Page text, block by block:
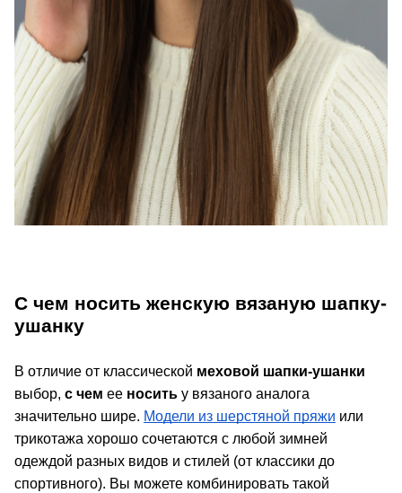
С чем носить женскую вязаную шапку-
ушанку
В отличие от классической меховой шапки-ушанки
выбор, с чем ее носить у вязаного аналога
значительно шире. Модели из шерстяной пряжи или
трикотажа хорошо сочетаются с любой зимней
одеждой разных видов и стилей (от классики до
спортивного). Вы можете комбинировать такой